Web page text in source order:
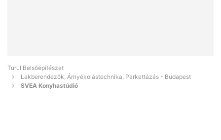
Turul Belsőépítészet
Lakberendezők, Árnyékolástechnika, Parkettázás - Budapest
SVEA Konyhastúdió